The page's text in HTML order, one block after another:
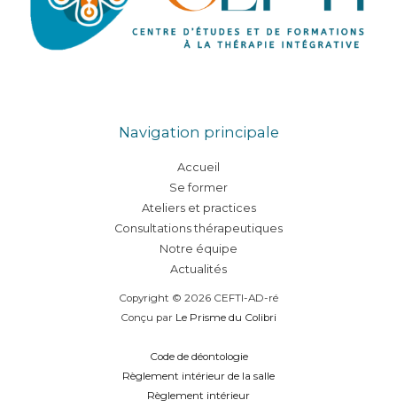
Navigation principale
Accueil
Se former
Ateliers et practices
Consultations thérapeutiques
Notre équipe
Actualités
Copyright © 2026 CEFTI-AD-ré
Conçu par Le Prisme du Colibri
Code de déontologie
Règlement intérieur de la salle
Règlement intérieur